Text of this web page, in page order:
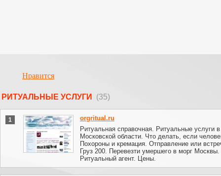
Нравится
РИТУАЛЬНЫЕ УСЛУГИ (35)
1
orgritual.ru
Ритуальная справочная. Ритуальные услуги
Московской области. Что делать, если
Похороны и кремация. Отправление или
Груз 200. Перевезти умершего в морг Москвы.
Ритуальный агент. Цены.